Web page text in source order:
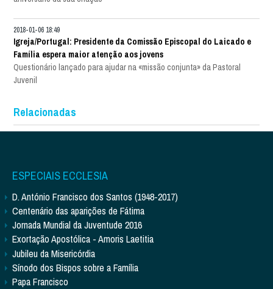
2018-01-06 18:49
Igreja/Portugal: Presidente da Comissão Episcopal do Laicado e
Família espera maior atenção aos jovens
Questionário lançado para ajudar na «missão conjunta» da Pastoral
Juvenil
Relacionadas
ESPECIAIS ECCLESIA
D. António Francisco dos Santos (1948-2017)
Centenário das aparições de Fátima
Jornada Mundial da Juventude 2016
Exortação Apostólica - Amoris Laetitia
Jubileu da Misericórdia
Sínodo dos Bispos sobre a Família
Papa Francisco